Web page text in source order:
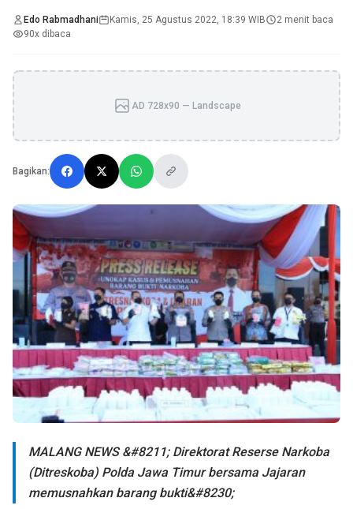
Edo Rabmadhani Kamis, 25 Agustus 2022, 18:39 WIB
2 menit baca
90x dibaca
AD 728x90 — Landscape
Bagikan:
MALANG NEWS &#8211; Direktorat Reserse Narkoba
(Ditreskoba) Polda Jawa Timur bersama Jajaran
memusnahkan barang bukti&#8230;